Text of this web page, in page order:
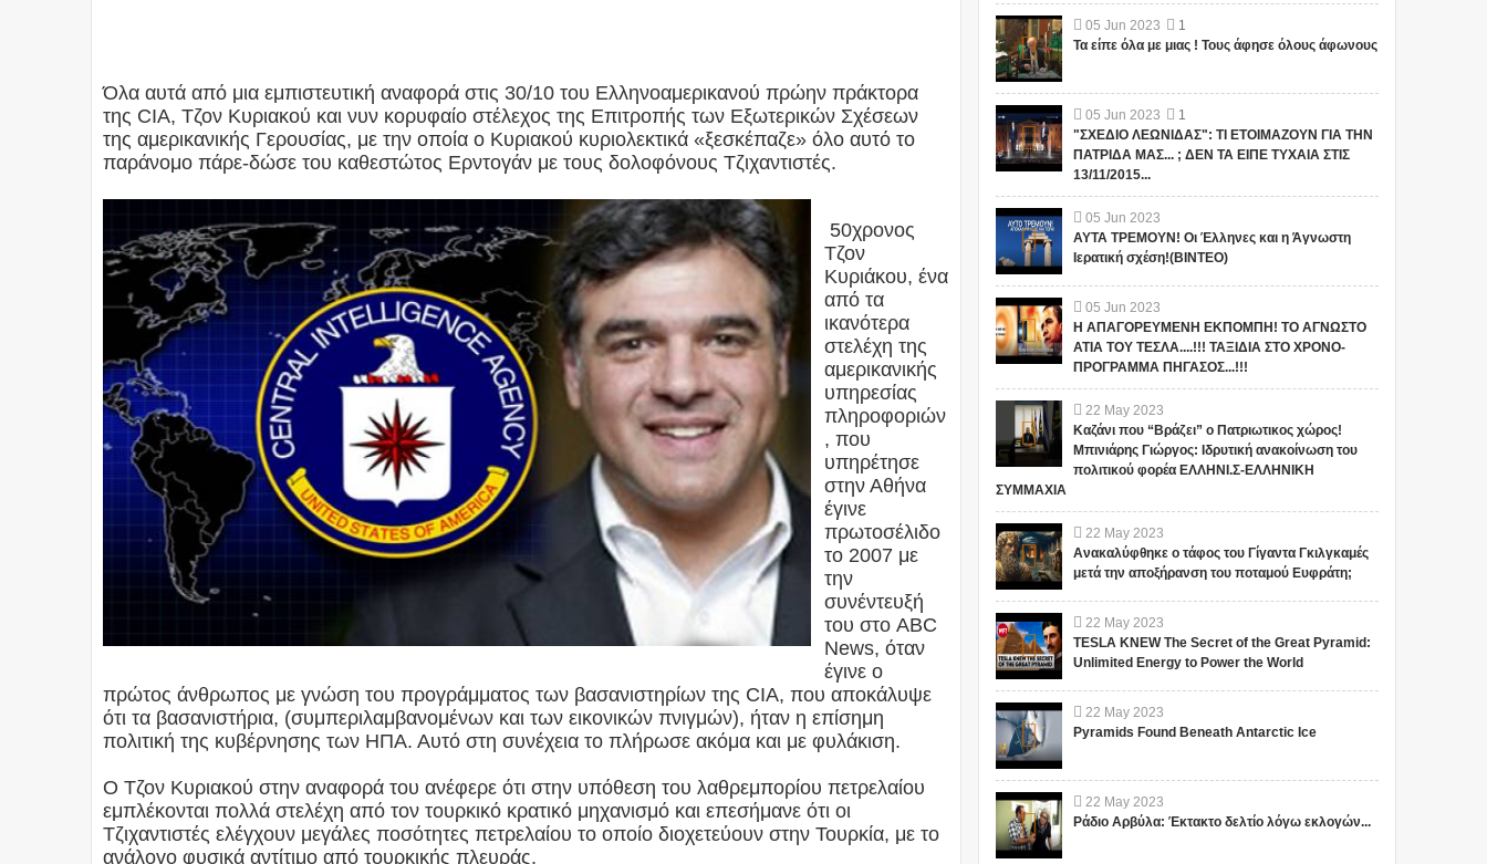
Όλα αυτά από μια εμπιστευτική αναφορά στις 30/10 του Ελληνοαμερικανού πρώην πράκτορα
της CIA, Τζον Κυριακού και νυν κορυφαίο στέλεχος της Επιτροπής των Εξωτερικών Σχέσεων
της αμερικανικής Γερουσίας, με την οποία ο Κυριακού κυριολεκτικά «ξεσκέπαζε» όλο αυτό το
παράνομο πάρε-δώσε του καθεστώτος Ερντογάν με τους δολοφόνους Τζιχαντιστές.
50χρονος
Τζον
Κυριάκου, ένα
από τα
ικανότερα
στελέχη της
αμερικανικής
υπηρεσίας
πληροφοριών
, που
υπηρέτησε
στην Αθήνα
έγινε
πρωτοσέλιδο
το 2007 με
την
συνέντευξή
του στο ABC
News, όταν
έγινε ο
πρώτος άνθρωπος με γνώση του προγράμματος των βασανιστηρίων της CIA, που αποκάλυψε
ότι τα βασανιστήρια, (συμπεριλαμβανομένων και των εικονικών πνιγμών), ήταν η επίσημη
πολιτική της κυβέρνησης των ΗΠΑ. Αυτό στη συνέχεια το πλήρωσε ακόμα και με φυλάκιση.
Ο Τζον Κυριακού στην αναφορά του ανέφερε ότι στην υπόθεση του λαθρεμπορίου πετρελαίου
εμπλέκονται πολλά στελέχη από τον τουρκικό κρατικό μηχανισμό και επεσήμανε ότι οι
Τζιχαντιστές ελέγχουν μεγάλες ποσότητες πετρελαίου το οποίο διοχετεύουν στην Τουρκία, με το
ανάλογο φυσικά αντίτιμο από τουρκικής πλευράς.
05 Jun 2023
1
Τα είπε όλα με μιας ! Τους άφησε όλους άφωνους
05 Jun 2023
1
"ΣΧΕΔΙΟ ΛΕΩΝΙΔΑΣ": ΤΙ ΕΤΟΙΜΑΖΟΥΝ ΓΙΑ ΤΗΝ
ΠΑΤΡΙΔΑ ΜΑΣ... ; ΔΕΝ ΤΑ ΕΙΠΕ ΤΥΧΑΙΑ ΣΤΙΣ
13/11/2015...
05 Jun 2023
ΑΥΤΑ ΤΡΕΜΟΥΝ! Οι Έλληνες και η Άγνωστη
Ιερατική σχέση!(ΒΙΝΤΕΟ)
05 Jun 2023
Η ΑΠΑΓΟΡΕΥΜΕΝΗ ΕΚΠΟΜΠΗ! ΤΟ ΑΓΝΩΣΤΟ
ΑΤΙΑ ΤΟΥ ΤΕΣΛΑ....!!! ΤΑΞΙΔΙΑ ΣΤΟ ΧΡΟΝΟ-
ΠΡΟΓΡΑΜΜΑ ΠΗΓΑΣΟΣ...!!!
22 May 2023
Καζάνι που “Βράζει” ο Πατριωτικος χώρος!
Μπινιάρης Γιώργος: Ιδρυτική ανακοίνωση του
πολιτικού φορέα ΕΛΛΗΝΙ.Σ-ΕΛΛΗΝΙΚΗ
ΣΥΜΜΑΧΙΑ
22 May 2023
Ανακαλύφθηκε ο τάφος του Γίγαντα Γκιλγκαμές
μετά την αποξήρανση του ποταμού Ευφράτη;
22 May 2023
TESLA KNEW The Secret of the Great Pyramid:
Unlimited Energy to Power the World
22 May 2023
Pyramids Found Beneath Antarctic Ice
22 May 2023
Ράδιο Αρβύλα: Έκτακτο δελτίο λόγω εκλογών...